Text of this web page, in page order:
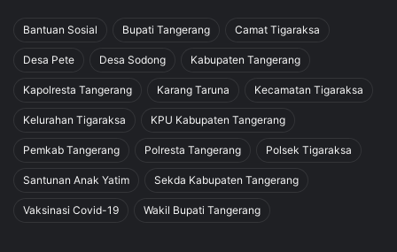
Bantuan Sosial Bupati Tangerang Camat Tigaraksa
Desa Pete Desa Sodong Kabupaten Tangerang
Kapolresta Tangerang Karang Taruna Kecamatan Tigaraksa
Kelurahan Tigaraksa KPU Kabupaten Tangerang
Pemkab Tangerang Polresta Tangerang Polsek Tigaraksa
Santunan Anak Yatim Sekda Kabupaten Tangerang
Vaksinasi Covid-19 Wakil Bupati Tangerang